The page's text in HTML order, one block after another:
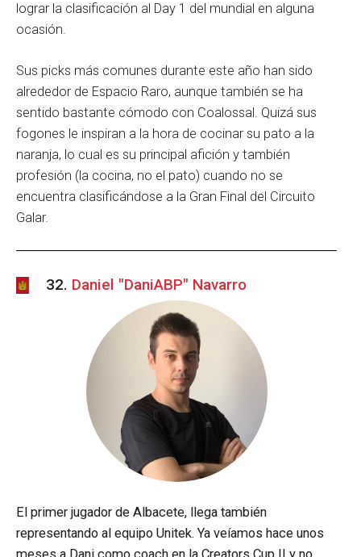
lograr la clasificación al Day 1 del mundial en alguna
ocasión.
Sus picks más comunes durante este año han sido
alrededor de Espacio Raro, aunque también se ha
sentido bastante cómodo con Coalossal. Quizá sus
fogones le inspiran a la hora de cocinar su pato a la
naranja, lo cual es su principal afición y también
profesión (la cocina, no el pato) cuando no se
encuentra clasificándose a la Gran Final del Circuito
Galar.
32. Daniel "DaniABP" Navarro
El primer jugador de Albacete, llega también
representando al equipo Unitek. Ya veíamos hace unos